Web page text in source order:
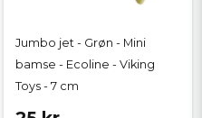
Jumbo jet - Grøn - Mini
bamse - Ecoline - Viking
Toys - 7 cm